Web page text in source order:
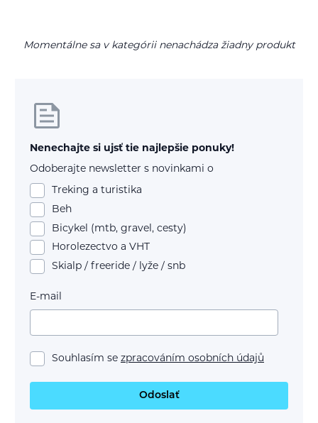
Momentálne sa v kategórii nenachádza žiadny produkt
Nenechajte si ujsť tie najlepšie ponuky!
Odoberajte newsletter s novinkami o
Treking a turistika
Beh
Bicykel (mtb, gravel, cesty)
Horolezectvo a VHT
Skialp / freeride / lyže / snb
E-mail
Souhlasím se zpracováním osobních údajů
Odoslať